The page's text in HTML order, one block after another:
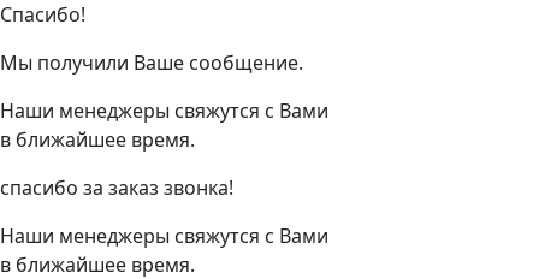
Спасибо!
Мы получили Ваше сообщение.
Наши менеджеры свяжутся с Вами
в ближайшее время.
спасибо за заказ звонка!
Наши менеджеры свяжутся с Вами
в ближайшее время.